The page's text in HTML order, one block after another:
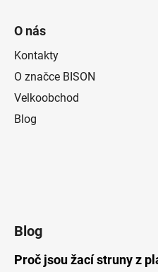
O nás
Kontakty
O značce BISON
Velkoobchod
Blog
Blog
Proč jsou žací struny z